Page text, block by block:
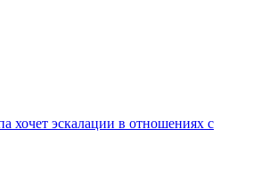
хочет эскалации в отношениях с